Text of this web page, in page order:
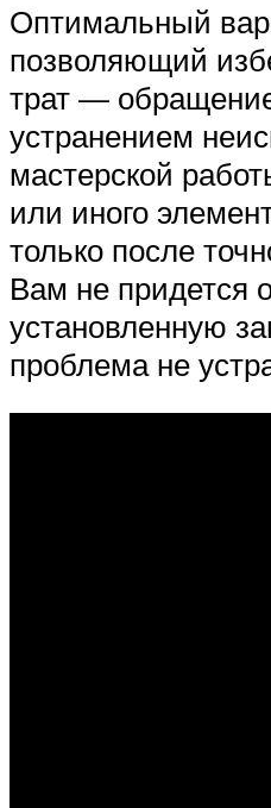
Оптимальный
позволяющий
трат —
устранением
мастерской
или иного
только после
Вам не придется
установленную
проблема не